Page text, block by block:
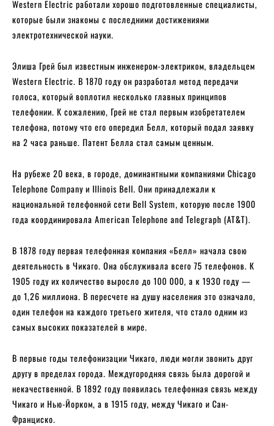
Western Electric работали хорошо подготовленные специалисты,
которые были знакомы с последними достижениями
электротехнической науки.
Элиша Грей был известным инженером-электриком, владельцем
Western Electric. В 1870 году он разработал метод передачи
голоса, который воплотил несколько главных принципов
телефонии. К сожалению, Грей не стал первым изобретателем
телефона, потому что его опередил Белл, который подал заявку
на 2 часа раньше. Патент Белла стал самым ценным.
На рубеже 20 века, в городе, доминантными компаниями Chicago
Telephone Company и Illinois Bell. Они принадлежали к
национальной телефонной сети Bell System, которую после 1900
года координировала American Telephone and Telegraph (AT&T).
В 1878 году первая телефонная компания «Белл» начала свою
деятельность в Чикаго. Она обслуживала всего 75 телефонов. К
1905 году их количество выросло до 100 000, а к 1930 году —
до 1,26 миллиона. В пересчете на душу населения это означало,
один телефон на каждого третьего жителя, что стало одним из
самых высоких показателей в мире.
В первые годы телефонизации Чикаго, люди могли звонить друг
другу в пределах города. Междугородняя связь была дорогой и
некачественной. В 1892 году появилась телефонная связь между
Чикаго и Нью-Йорком, а в 1915 году, между Чикаго и Сан-
Франциско.